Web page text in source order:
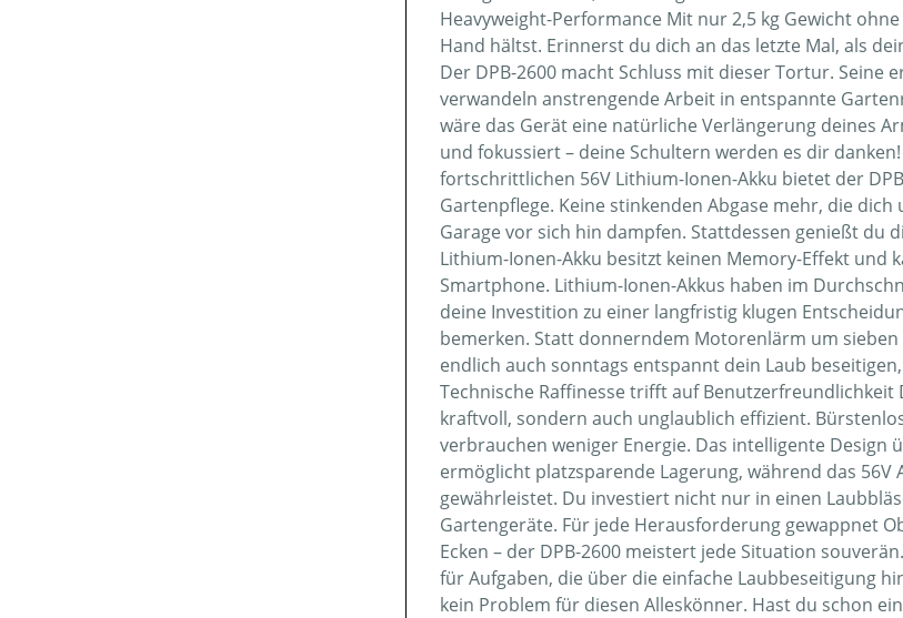
Heavyweight-Performance Mit nur 2,5 kg Gewicht
Hand hältst. Erinnerst du dich an das letzte Mal, als
Der DPB-2600 macht Schluss mit dieser Tortur. Seine
verwandeln anstrengende Arbeit in entspannte
wäre das Gerät eine natürliche Verlängerung deines
und fokussiert – deine Schultern werden es dir
fortschrittlichen 56V Lithium-Ionen-Akku bietet der
Gartenpflege. Keine stinkenden Abgase mehr, die
Garage vor sich hin dampfen. Stattdessen genießt du
Lithium-Ionen-Akku besitzt keinen Memory-Effekt und
Smartphone. Lithium-Ionen-Akkus haben im
deine Investition zu einer langfristig klugen
bemerken. Statt donnerndem Motorenlärm um
endlich auch sonntags entspannt dein Laub
Technische Raffinesse trifft auf
kraftvoll, sondern auch unglaublich effizient.
verbrauchen weniger Energie. Das intelligente
ermöglicht platzsparende Lagerung, während das
gewährleistet. Du investiert nicht nur in einen
Gartengeräte. Für jede Herausforderung gewappnet
Ecken – der DPB-2600 meistert jede Situation
für Aufgaben, die über die einfache Laubbeseitigung
kein Problem für diesen Alleskönner. Hast du schon